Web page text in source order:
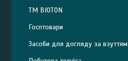
ТМ BIOTON
Госптовари
Засоби для догляду за взуттям